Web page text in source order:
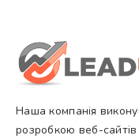
Наша компанія
розробкою веб-